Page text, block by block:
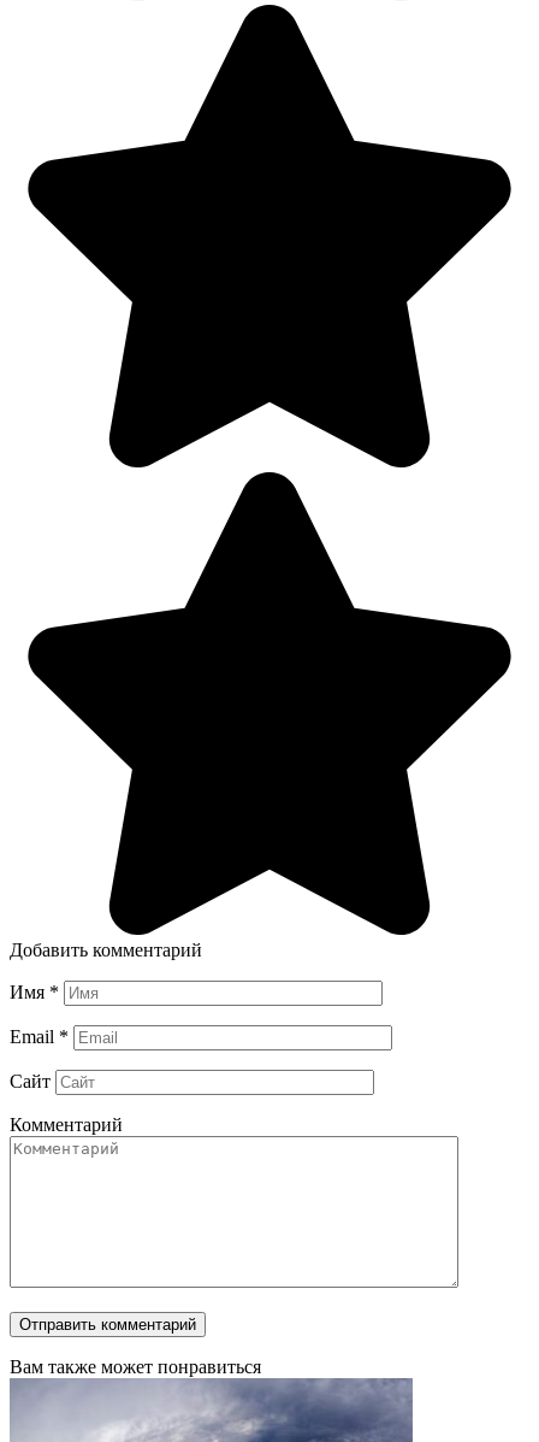
Добавить комментарий
Имя *
Email *
Сайт
Комментарий
Вам также может понравиться